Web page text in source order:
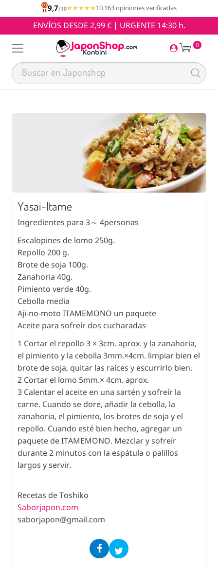
9,7/10★★★★★
★★★★★10.163 opiniones verificadas
ENVÍOS DESDE 2,99 € | URGENTE 14:30 h.
0
Yasai-Itame
Ingredientes para 3～ 4personas
Escalopines de lomo 250g.
Repollo 200 g.
Brote de soja 100g.
Zanahoria 40g.
Pimiento verde 40g.
Cebolla media
Aji-no-moto ITAMEMONO un paquete
Aceite para sofreír dos cucharadas
1 Cortar el repollo 3 × 3cm. aprox. y la zanahoria,
el pimiento y la cebolla 3mm.×4cm. limpiar bien el
brote de soja, quitar las raíces y escurrirlo bien.
2 Cortar el lomo 5mm.× 4cm. aprox.
3 Calentar el aceite en una sartén y sofreír la
carne. Cuando se dore, añadir la cebolla, la
zanahoria, el pimiento, los brotes de soja y el
repollo. Cuando esté bien hecho, agregar un
paquete de ITAMEMONO. Mezclar y sofreír
durante 2 minutos con la espátula o palillos
largos y servir.
Recetas de Toshiko
Saborjapon.com
saborjapon@gmail.com